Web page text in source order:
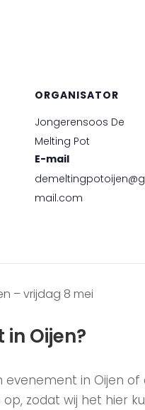
ORGANISATOR
Jongerensoos De
Melting Pot
E-mail
demeltingpotoijen@g
mail.com
– vrijdag 8 mei
in Oijen?
evenement in Oijen
zodat wij het hier